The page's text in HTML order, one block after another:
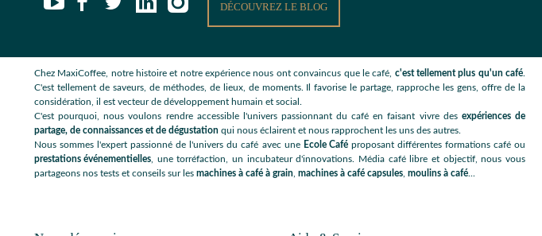
DÉCOUVREZ LE BLOG
Chez MaxiCoffee, notre histoire et notre expérience nous ont convaincus que le café, c'est tellement plus qu'un café.
C'est tellement de saveurs, de méthodes, de lieux, de moments. Il favorise le partage, rapproche les gens, offre de la
considération, il est vecteur de développement humain et social.
C'est pourquoi, nous voulons rendre accessible l'univers passionnant du café en faisant vivre des expériences de
partage, de connaissances et de dégustation qui nous éclairent et nous rapprochent les uns des autres.
Nous sommes l'expert passionné de l'univers du café avec une Ecole Caféproposant différentes formations café ou
prestations événementielles , une torréfaction, un incubateur d'innovations. Média café libre et objectif, nous vous
partageons nos tests et conseils sur les machines à café à grain machines à café capsules moulins à café...